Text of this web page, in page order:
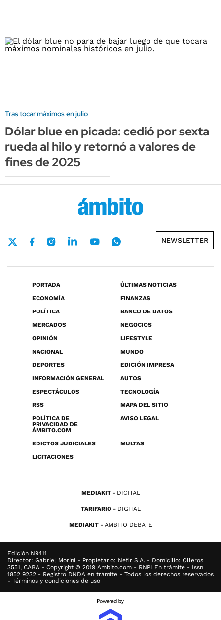
Tras tocar máximos en julio
Dólar blue en picada: cedió por sexta
rueda al hilo y retornó a valores de
fines de 2025
NEWSLETTER
PORTADA
ÚLTIMAS NOTICIAS
ECONOMÍA
FINANZAS
POLÍTICA
BANCO DE DATOS
MERCADOS
NEGOCIOS
OPINIÓN
LIFESTYLE
NACIONAL
MUNDO
DEPORTES
EDICIÓN IMPRESA
INFORMACIÓN GENERAL
AUTOS
ESPECTÁCULOS
TECNOLOGÍA
RSS
MAPA DEL SITIO
POLÍTICA DE
PRIVACIDAD DE
ÁMBITO.COM
AVISO LEGAL
EDICTOS JUDICIALES
MULTAS
LICITACIONES
MEDIAKIT DIGITAL
TARIFARIO DIGITAL
MEDIAKIT AMBITO DEBATE
Edición N9411
Director: Gabriel Morini - Propietario: Nefir S.A. - Domicilio: Olleros
3551, CABA - Copyright © 2019 Ambito.com - RNPI En trámite - Issn
1852 9232 - Registro DNDA en trámite - Todos los derechos reservados
- Términos y condiciones de uso